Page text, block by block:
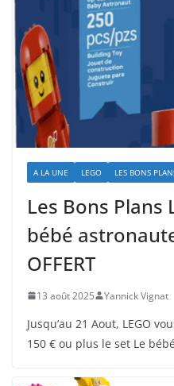
A LA UNE LEGO LES BONS
Les Bons Plans
bébé
OFFERT
13 août 2025 Yannick Vignat
Jusqu’au 21 Aout, LEGO
150 € ou plus le set Le